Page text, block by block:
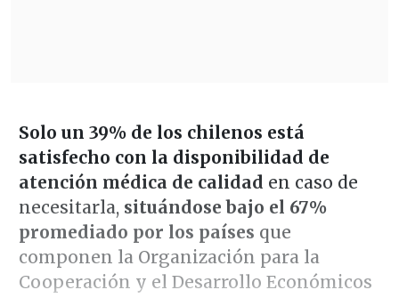
Solo un 39% de los chilenos está
satisfecho con la disponibilidad de
atención médica de calidad en caso de
necesitarla, situándose bajo el 67%
promediado por los países que
componen la Organización para la
Cooperación y el Desarrollo Económicos